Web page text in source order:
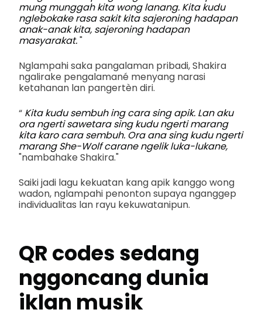
mung munggah kita wong lanang. Kita kudu
nglebokake rasa sakit kita sajeroning hadapan
anak-anak kita, sajeroning hadapan
masyarakat."
Nglampahi saka pangalaman pribadi, Shakira
ngalirake pengalamané menyang narasi
ketahanan lan pangertèn diri.
“ Kita kudu sembuh ing cara sing apik. Lan aku
ora ngerti sawetara sing kudu ngerti marang
kita karo cara sembuh. Ora ana sing kudu ngerti
marang She-Wolf carane ngelik luka-lukane,
"nambahake Shakira."
Saiki jadi lagu kekuatan kang apik kanggo wong
wadon, nglampahi penonton supaya nganggep
individualitas lan rayu kekuwatanipun.
QR codes sedang
nggoncang dunia
iklan musik